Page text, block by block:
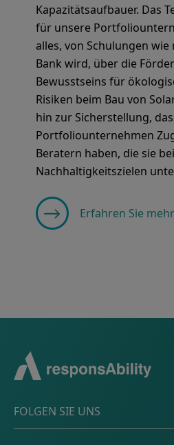
Kapazitätsaufbauer. Das
für unsere
alles, von Schulungen
Bank wird, über die
Bewusstseins für
Risiken beim Bau von
hin zur Sicherstellung,
Portfoliounternehmen
Beratern haben, die sie
Nachhaltigkeitszielen
Erfahren Sie mehr
FOLGEN SIE UNS